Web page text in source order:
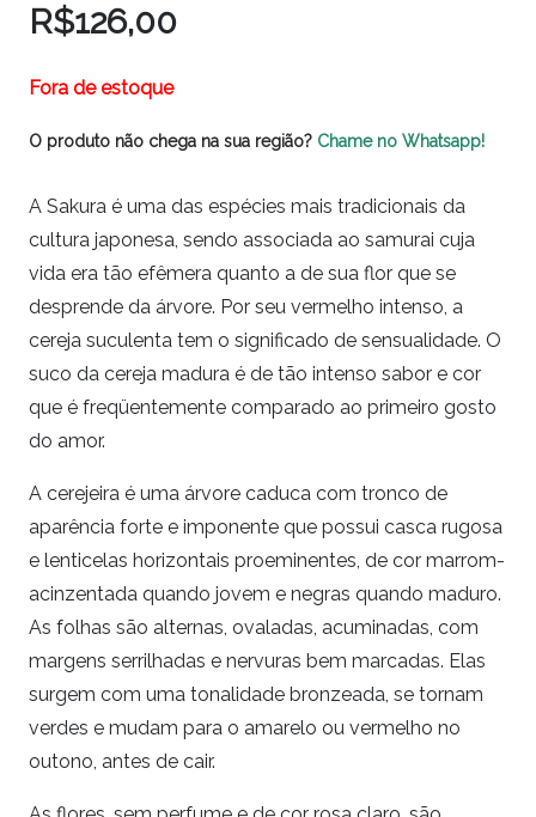
R$126,00
Fora de estoque
O produto não chega na sua região? Chame no Whatsapp!
A Sakura é uma das espécies mais tradicionais da
cultura japonesa, sendo associada ao samurai cuja
vida era tão efêmera quanto a de sua flor que se
desprende da árvore. Por seu vermelho intenso, a
cereja suculenta tem o significado de sensualidade. O
suco da cereja madura é de tão intenso sabor e cor
que é freqüentemente comparado ao primeiro gosto
do amor.
A cerejeira é uma árvore caduca com tronco de
aparência forte e imponente que possui casca rugosa
e lenticelas horizontais proeminentes, de cor marrom-
acinzentada quando jovem e negras quando maduro.
As folhas são alternas, ovaladas, acuminadas, com
margens serrilhadas e nervuras bem marcadas. Elas
surgem com uma tonalidade bronzeada, se tornam
verdes e mudam para o amarelo ou vermelho no
outono, antes de cair.